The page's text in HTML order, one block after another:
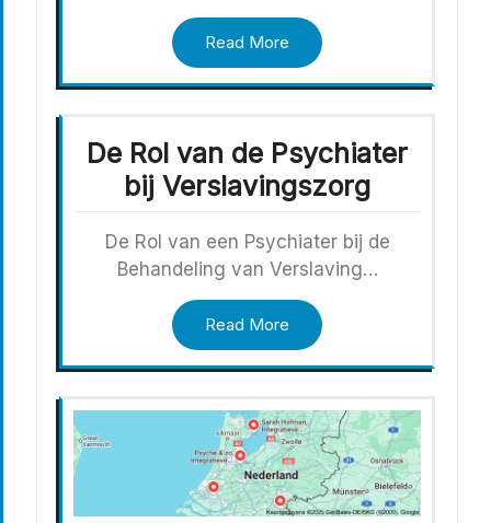
Read More
De Rol van de Psychiater
bij Verslavingszorg
De Rol van een Psychiater bij de
Behandeling van Verslaving…
Read More